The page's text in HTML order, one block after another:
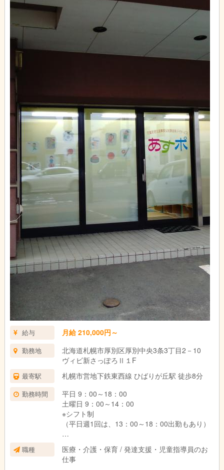
給与 月給 210,000円～
勤務地
北海道札幌市厚別区厚別中央3条3丁目2－10
ヴィビ新さっぽろⅡ１F
最寄駅 札幌市営地下鉄東西線 ひばりが丘駅 徒歩8分
勤務時間
平日 9：00～18：00
土曜日 9：00～14：00
※シフト制
（平日週1回は、13：00～18：00出勤もあり）
週休2日制です
休日：日曜、祝日、平日1日、その他
職種
医療・介護・保育 / 発達支援・児童指導員のお
仕事